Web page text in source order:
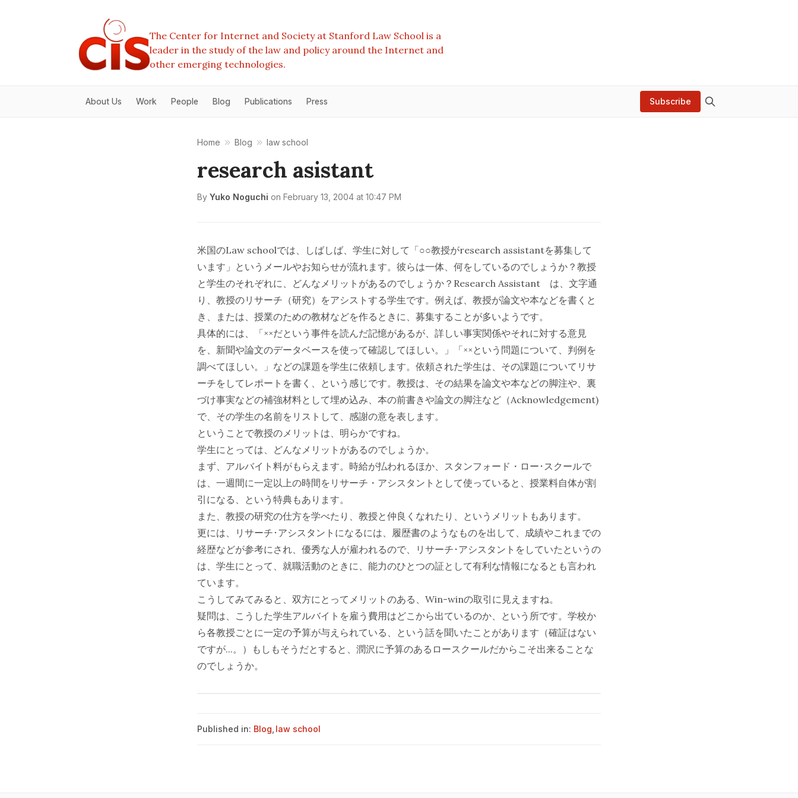
The Center for Internet and Society at Stanford Law School is a
leader in the study of the law and policy around the Internet and
other emerging technologies.
About Us Work People Blog Publications Press Subscribe
Home Blog law school
research asistant
By Yuko Noguchi on February 13, 2004 at 10:47 PM
米国のLaw schoolでは、しばしば、学生に対して「○○教授がresearch assistantを募集して
います」というメールやお知らせが流れます。彼らは一体、何をしているのでしょうか？教授
と学生のそれぞれに、どんなメリットがあるのでしょうか？Research Assistant は、文字通
り、教授のリサーチ（研究）をアシストする学生です。例えば、教授が論文や本などを書くと
き、または、授業のための教材などを作るときに、募集することが多いようです。
具体的には、「××だという事件を読んだ記憶があるが、詳しい事実関係やそれに対する意見
を、新聞や論文のデータベースを使って確認してほしい。」「××という問題について、判例を
調べてほしい。」などの課題を学生に依頼します。依頼された学生は、その課題についてリサ
ーチをしてレポートを書く、という感じです。教授は、その結果を論文や本などの脚注や、裏
づけ事実などの補強材料として埋め込み、本の前書きや論文の脚注など（Acknowledgement)
で、その学生の名前をリストして、感謝の意を表します。
ということで教授のメリットは、明らかですね。
学生にとっては、どんなメリットがあるのでしょうか。
まず、アルバイト料がもらえます。時給が払われるほか、スタンフォード・ロー･スクールで
は、一週間に一定以上の時間をリサーチ・アシスタントとして使っていると、授業料自体が割
引になる、という特典もあります。
また、教授の研究の仕方を学べたり、教授と仲良くなれたり、というメリットもあります。
更には、リサーチ･アシスタントになるには、履歴書のようなものを出して、成績やこれまでの
経歴などが参考にされ、優秀な人が雇われるので、リサーチ･アシスタントをしていたというの
は、学生にとって、就職活動のときに、能力のひとつの証として有利な情報になるとも言われ
ています。
こうしてみてみると、双方にとってメリットのある、Win-winの取引に見えますね。
疑問は、こうした学生アルバイトを雇う費用はどこから出ているのか、という所です。学校か
ら各教授ごとに一定の予算が与えられている、という話を聞いたことがあります（確証はない
ですが...。）もしもそうだとすると、潤沢に予算のあるロースクールだからこそ出来ることな
のでしょうか。
Published in: Blog law school